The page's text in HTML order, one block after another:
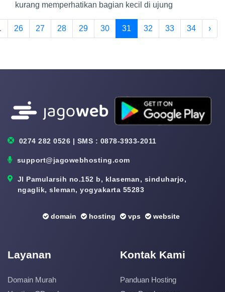
kurang memperhatikan bagian kecil di ujung
26 27 28 29 30 31 32 33 34 ›
0274 282 0526 | SMS : 0878-3933-2011
support@jagowebhosting.com
Jl Pamularsih no.152 b, klaseman, sinduharjo,
ngaglik, sleman, yogyakarta 55283
domain hosting vps website
Layanan
Domain Murah
Kontak Kami
Panduan Hosting